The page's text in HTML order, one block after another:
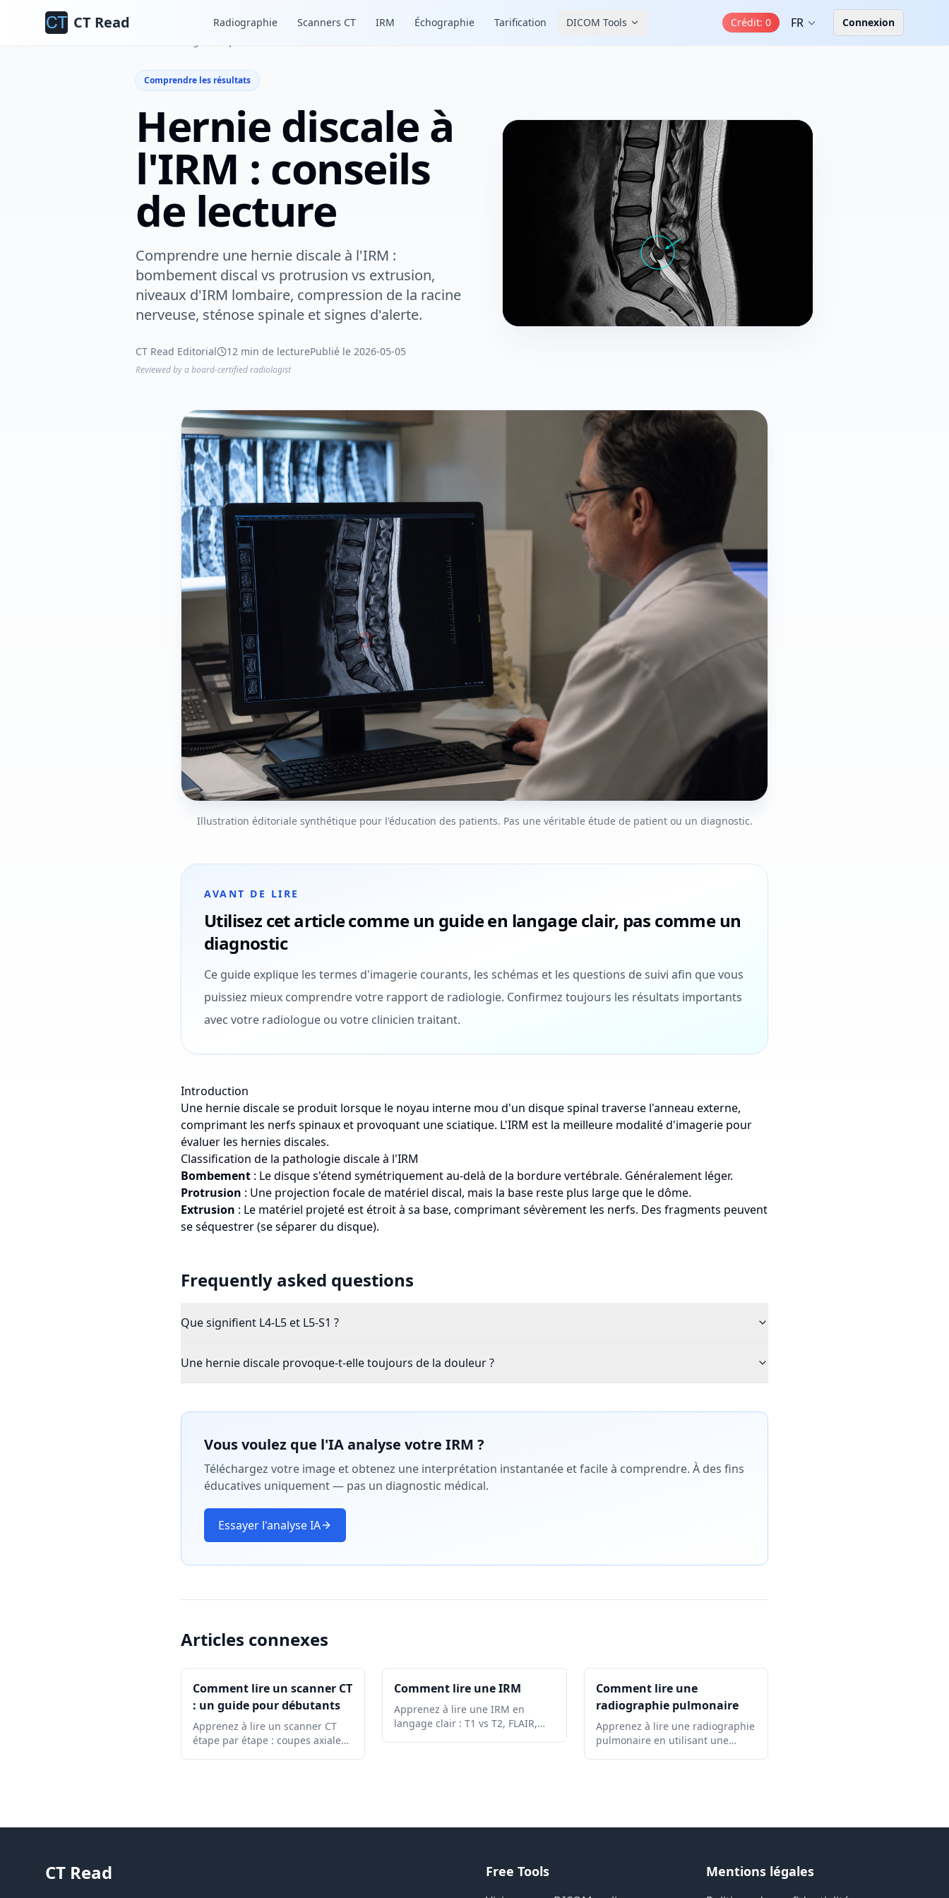
CT Read Radiographie Scanners CT IRM Échographie Tarification DICOM Tools Crédit: 0 FR
Connexion
Comprendre les résultats
Hernie discale à
l'IRM : conseils
de lecture
Comprendre une hernie discale à l'IRM :
bombement discal vs protrusion vs extrusion,
niveaux d'IRM lombaire, compression de la racine
nerveuse, sténose spinale et signes d'alerte.
CT Read Editorial 12 min de lecturePublié le 2026-05-05
Reviewed by a board-certified radiologist
Illustration éditoriale synthétique pour l'éducation des patients. Pas une véritable étude de patient ou un diagnostic.
AVANT DE LIRE
Utilisez cet article comme un guide en langage clair, pas comme un
diagnostic
Ce guide explique les termes d'imagerie courants, les schémas et les questions de suivi afin que vous
puissiez mieux comprendre votre rapport de radiologie. Confirmez toujours les résultats importants
avec votre radiologue ou votre clinicien traitant.
Introduction
Une hernie discale se produit lorsque le noyau interne mou d'un disque spinal traverse l'anneau externe,
comprimant les nerfs spinaux et provoquant une sciatique. L'IRM est la meilleure modalité d'imagerie pour
évaluer les hernies discales.
Classification de la pathologie discale à l'IRM
Bombement : Le disque s'étend symétriquement au-delà de la bordure vertébrale. Généralement léger.
Protrusion : Une projection focale de matériel discal, mais la base reste plus large que le dôme.
Extrusion : Le matériel projeté est étroit à sa base, comprimant sévèrement les nerfs. Des fragments peuvent
se séquestrer (se séparer du disque).
Frequently asked questions
Que signifient L4-L5 et L5-S1 ?
Une hernie discale provoque-t-elle toujours de la douleur ?
Vous voulez que l'IA analyse votre IRM ?
Téléchargez votre image et obtenez une interprétation instantanée et facile à comprendre. À des fins
éducatives uniquement — pas un diagnostic médical.
Essayer l'analyse IA
Articles connexes
Comment lire un scanner CT
: un guide pour débutants
Apprenez à lire un scanner CT
étape par étape : coupes axiales,
Comment lire une IRM
Apprenez à lire une IRM en
langage clair : T1 vs T2, FLAIR,
Comment lire une
radiographie pulmonaire
Apprenez à lire une radiographie
pulmonaire en utilisant une
CT Read Free Tools Mentions légales